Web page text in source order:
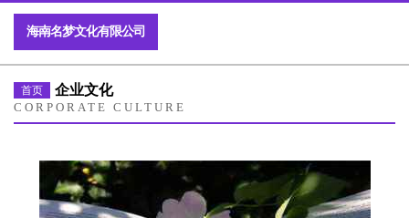
海南名梦文化有限公司
首页 企业文化
CORPORATE CULTURE